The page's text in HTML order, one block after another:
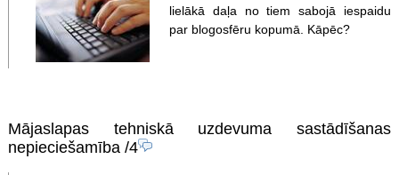
lielākā daļa no tiem sabojā iespaidu
par blogosfēru kopumā. Kāpēc?
Mājaslapas tehniskā uzdevuma sastādīšanas
nepieciešamība/4